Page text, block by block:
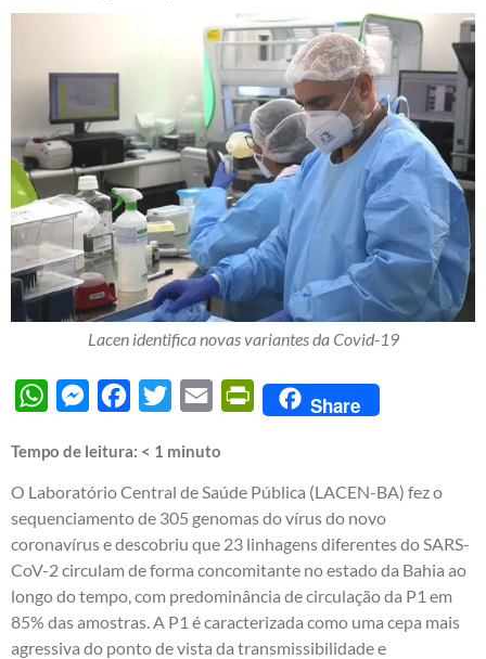
Lacen identifica novas variantes da Covid-19
WhatsAppMessengerFacebook
Twitter Email PrintFriendly
Share
Tempo de leitura: < 1 minuto
O Laboratório Central de Saúde Pública (LACEN-BA) fez o
sequenciamento de 305 genomas do vírus do novo
coronavírus e descobriu que 23 linhagens diferentes do SARS-
CoV-2 circulam de forma concomitante no estado da Bahia ao
longo do tempo, com predominância de circulação da P1 em
85% das amostras. A P1 é caracterizada como uma cepa mais
agressiva do ponto de vista da transmissibilidade e